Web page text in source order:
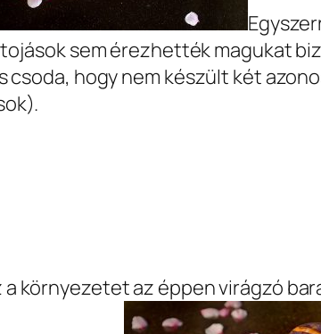
sem érezhették magukat
hogy nem készült két
környezetet az éppen virágzó